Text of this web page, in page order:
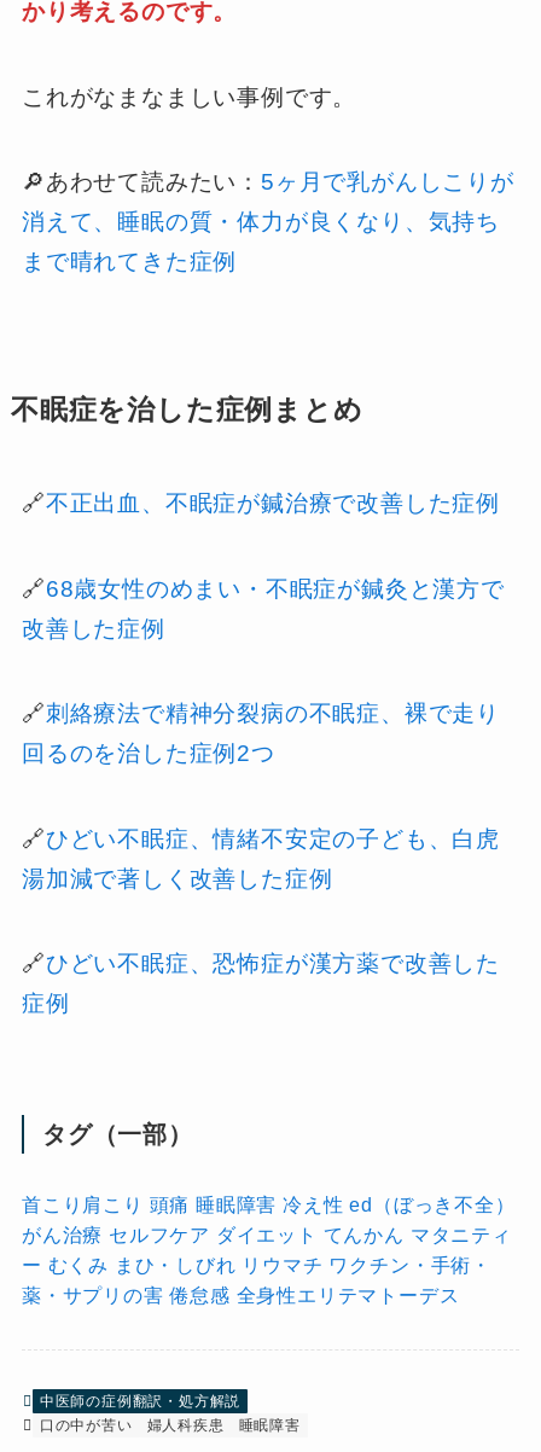
かり考えるのです。
これがなまなましい事例です。
🔎あわせて読みたい： 5ヶ月で乳がんしこりが
消えて、睡眠の質・体力が良くなり、気持ち
まで晴れてきた症例
不眠症を治した症例まとめ
🔗不正出血、不眠症が鍼治療で改善した症例
🔗68歳女性のめまい・不眠症が鍼灸と漢方で
改善した症例
🔗刺絡療法で精神分裂病の不眠症、裸で走り
回るのを治した症例2つ
🔗ひどい不眠症、情緒不安定の子ども、白虎
湯加減で著しく改善した症例
🔗ひどい不眠症、恐怖症が漢方薬で改善した
症例
タグ（一部）
首こり肩こり 頭痛 睡眠障害 冷え性 ed（ぼっき不全）
がん治療 セルフケア ダイエット てんかん マタニティ
ー むくみ まひ・しびれ リウマチ ワクチン・手術・
薬・サプリの害 倦怠感 全身性エリテマトーデス
中医師の症例翻訳・処方解説
口の中が苦い
婦人科疾患 睡眠障害